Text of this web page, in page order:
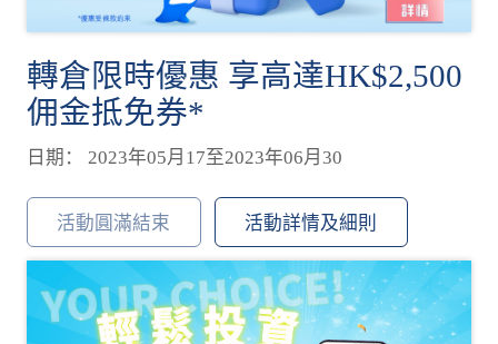
轉倉限時優惠 享高達HK$2,500
佣金抵免券*
日期： 2023年05月17至2023年06月30
活動圓滿結束 活動詳情及細則